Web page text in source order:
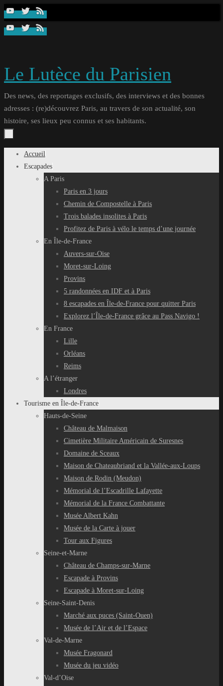
Passer
contenu
Le Lutèce du Parisien
Des news, des reportages exclusifs, des interviews et des bonnes
adresses : (re)découvrez Paris, au travers de son actualité, son
histoire, ses lieux peu connus et ses habitants.
Passer
Accueil
Escapades
A Paris
Paris en 3 jours
Chemin de Compostelle à Paris
Trois balades insolites à Paris
Profitez de Paris à vélo le temps d’une journée
En Île-de-France
Auvers-sur-Oise
Moret-sur-Loing
Provins
5 randonnées en IDF et à Paris
8 escapades en Île-de-France pour quitter Paris
Explorez l’Île-de-France grâce au Pass Navigo !
En France
Lille
Orléans
Reims
A l’étranger
Londres
Tourisme en Île-de-France
Hauts-de-Seine
Château de Malmaison
Cimetière Militaire Américain de Suresnes
Domaine de Sceaux
Maison de Chateaubriand et la Vallée-aux-Loups
Maison de Rodin (Meudon)
Mémorial de l’Escadrille Lafayette
Mémorial de la France Combattante
Musée Albert Kahn
Musée de la Carte à jouer
Tour aux Figures
Seine-et-Marne
Château de Champs-sur-Marne
Escapade à Provins
Escapade à Moret-sur-Loing
Seine-Saint-Denis
Marché aux puces (Saint-Ouen)
Musée de l’Air et de l’Espace
Val-de-Marne
Musée Fragonard
Musée du jeu vidéo
Val-d’Oise